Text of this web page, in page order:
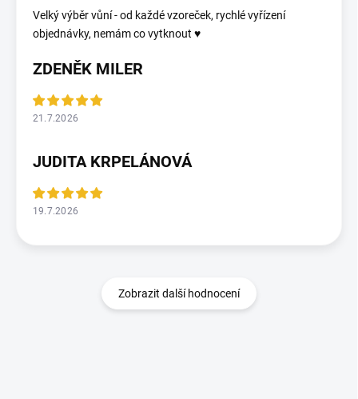
Velký výběr vůní - od každé vzoreček, rychlé vyřízení
objednávky, nemám co vytknout ♥️
ZDENĚK MILER
21.7.2026
JUDITA KRPELÁNOVÁ
19.7.2026
Zobrazit další hodnocení